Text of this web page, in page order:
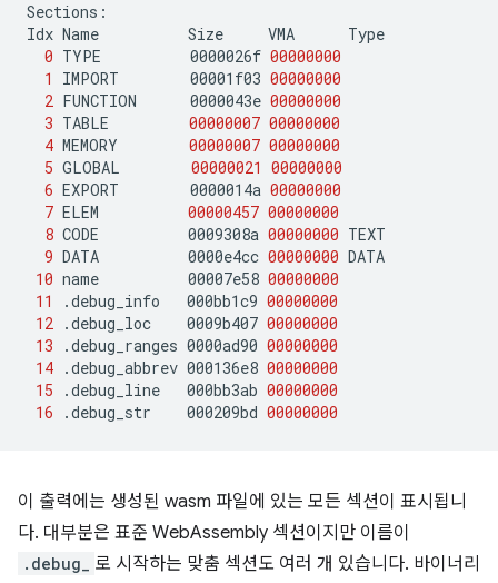
Sections:
Idx Name Size VMA
0 TYPE 0000026f 00000000
1
IMPORT 00001f03 00000000
2 FUNCTION 0000043e 00000000
3 TABLE 00000007 00000000
4 MEMORY 00000007 00000000
5 GLOBAL 00000021 00000000
6 EXPORT 0000014a 00000000
7 ELEM 00000457 00000000
8 CODE 0009308a 00000000
9 DATA 0000e4cc 00000000
10 name 00007e58 00000000
11
.debug_info 000bb1c9 00000000
12 .debug_loc 0009b407 00000000
13
.debug_ranges 0000ad90 00000000
14 .debug_abbrev 000136e8 00000000
15
.debug_line 000bb3ab 00000000
16
.debug_str 000209bd 00000000
이 출력에는 생성된 wasm 파일에 있는 모든 섹션이 표시됩니
다. 대부분은 표준 WebAssembly 섹션이지만 이름이
.debug_
로 시작하는 맞춤 섹션도 여러 개 있습니다. 바이너리